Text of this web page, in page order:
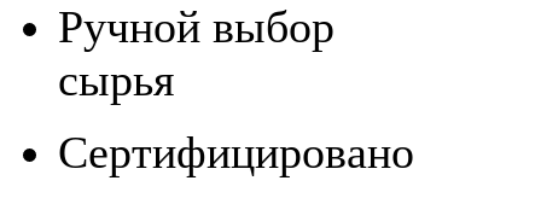
Ручной выбор
сырья
Сертифицировано